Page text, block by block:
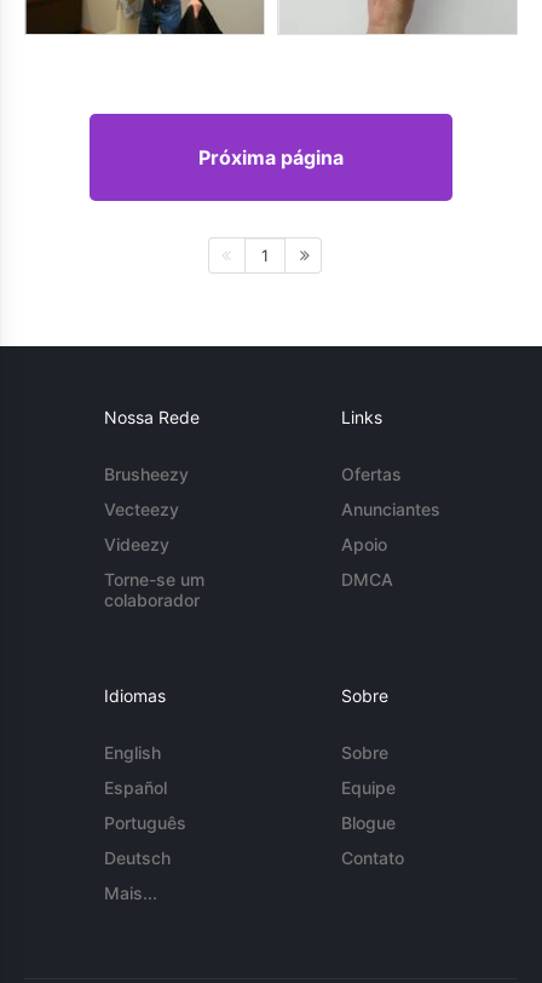
Próxima página
1
Nossa Rede
Brusheezy
Vecteezy
Videezy
Torne-se um
colaborador
Links
Ofertas
Anunciantes
Apoio
DMCA
Idiomas
English
Español
Português
Deutsch
Mais...
Sobre
Sobre
Equipe
Blogue
Contato